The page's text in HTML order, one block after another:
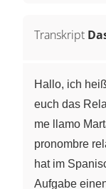
Transkript
Hallo, ich
euch das
me llamo
pronombre
hat im
Aufgabe